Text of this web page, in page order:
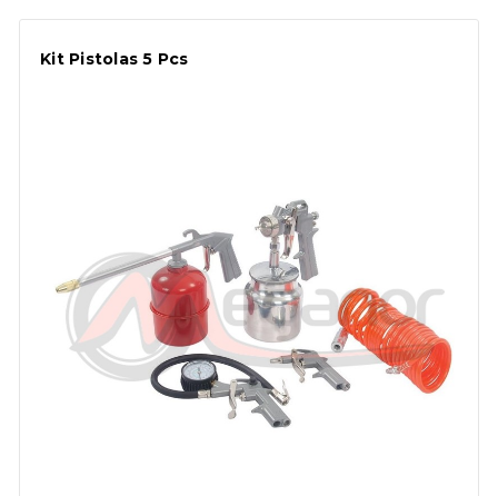
Kit Pistolas 5 Pcs